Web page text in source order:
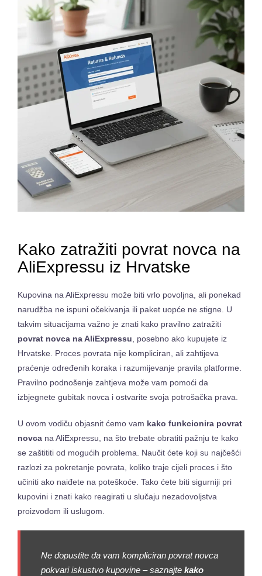
Kako zatražiti povrat novca na
AliExpressu iz Hrvatske
Kupovina na AliExpressu može biti vrlo povoljna, ali ponekad
narudžba ne ispuni očekivanja ili paket uopće ne stigne. U
takvim situacijama važno je znati kako pravilno zatražiti
povrat novca na AliExpressu , posebno ako kupujete iz
Hrvatske. Proces povrata nije kompliciran, ali zahtijeva
praćenje određenih koraka i razumijevanje pravila platforme.
Pravilno podnošenje zahtjeva može vam pomoći da
izbjegnete gubitak novca i ostvarite svoja potrošačka prava.
U ovom vodiču objasnit ćemo vam kako funkcionira povrat
novca na AliExpressu, na što trebate obratiti pažnju te kako
se zaštititi od mogućih problema. Naučit ćete koji su najčešći
razlozi za pokretanje povrata, koliko traje cijeli proces i što
učiniti ako naiđete na poteškoće. Tako ćete biti sigurniji pri
kupovini i znati kako reagirati u slučaju nezadovoljstva
proizvodom ili uslugom.
Ne dopustite da vam kompliciran povrat novca
pokvari iskustvo kupovine – saznajte kako